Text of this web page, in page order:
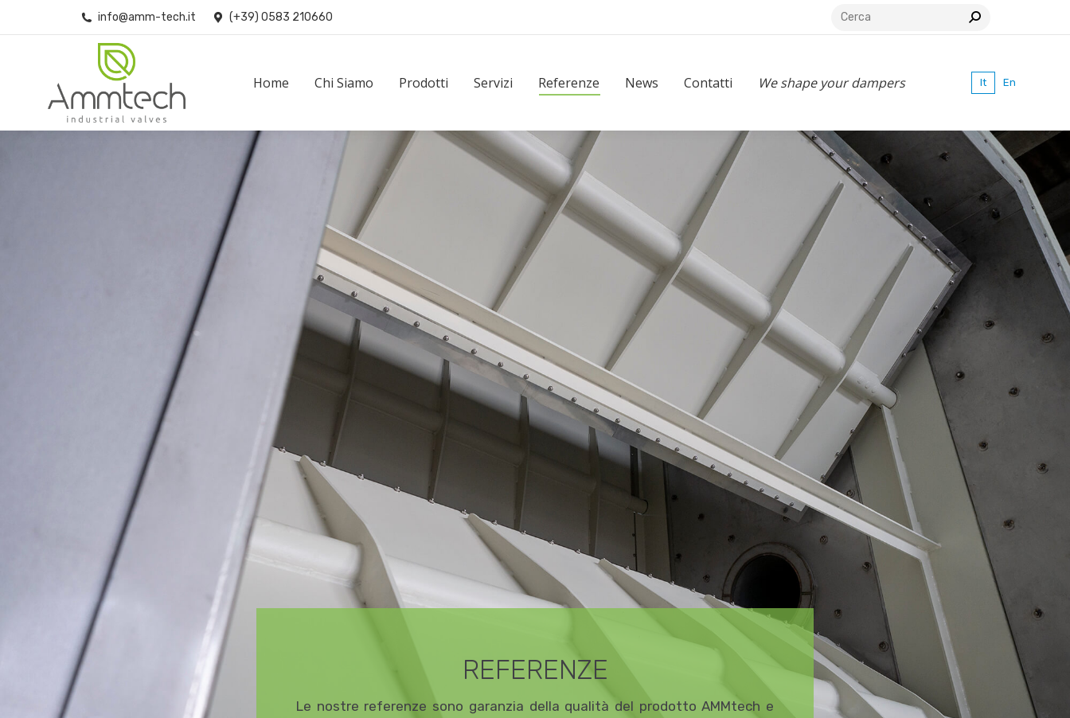
info@amm-tech.it (+39) 0583 210660 Search:
Home Chi Siamo Prodotti Servizi Referenze News Contatti We shape your dampers It En
REFERENZE
Le nostre referenze sono garanzia della qualità del prodotto AMMtech e
Home